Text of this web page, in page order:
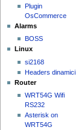
Plugin
OsCommerce
Alarms
BOSS
Linux
si2168
Headers dinamici
Router
WRT54G Wifi
RS232
Asterisk on
WRT54G